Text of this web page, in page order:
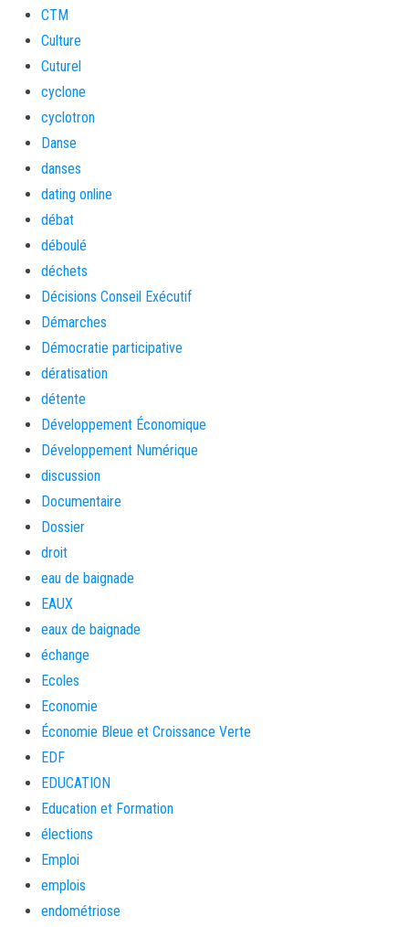
CTM
Culture
Cuturel
cyclone
cyclotron
Danse
danses
dating online
débat
déboulé
déchets
Décisions Conseil Exécutif
Démarches
Démocratie participative
dératisation
détente
Développement Économique
Développement Numérique
discussion
Documentaire
Dossier
droit
eau de baignade
EAUX
eaux de baignade
échange
Ecoles
Economie
Économie Bleue et Croissance Verte
EDF
EDUCATION
Education et Formation
élections
Emploi
emplois
endométriose